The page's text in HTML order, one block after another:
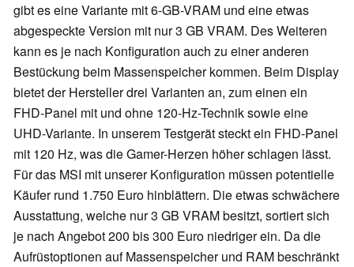
gibt es eine Variante mit 6-GB-VRAM und eine etwas
abgespeckte Version mit nur 3 GB VRAM. Des Weiteren
kann es je nach Konfiguration auch zu einer anderen
Bestückung beim Massenspeicher kommen. Beim Display
bietet der Hersteller drei Varianten an, zum einen ein
FHD-Panel mit und ohne 120-Hz-Technik sowie eine
UHD-Variante. In unserem Testgerät steckt ein FHD-Panel
mit 120 Hz, was die Gamer-Herzen höher schlagen lässt.
Für das MSI mit unserer Konfiguration müssen potentielle
Käufer rund 1.750 Euro hinblättern. Die etwas schwächere
Ausstattung, welche nur 3 GB VRAM besitzt, sortiert sich
je nach Angebot 200 bis 300 Euro niedriger ein. Da die
Aufrüstoptionen auf Massenspeicher und RAM beschränkt